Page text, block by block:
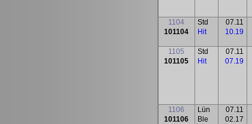
1104
101104
Std
Hit
07.11
10.19
1105
101105
Std
Hit
07.11
07.19
1106
101106
Lün
Ble
07.11
02.17